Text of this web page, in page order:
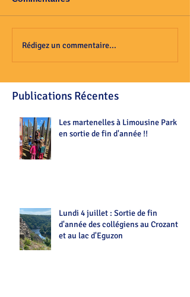
Rédigez un commentaire...
Publications Récentes
Les martenelles à Limousine Park
en sortie de fin d'année !!
Lundi 4 juillet : Sortie de fin
d'année des collégiens au Crozant
et au lac d'Eguzon